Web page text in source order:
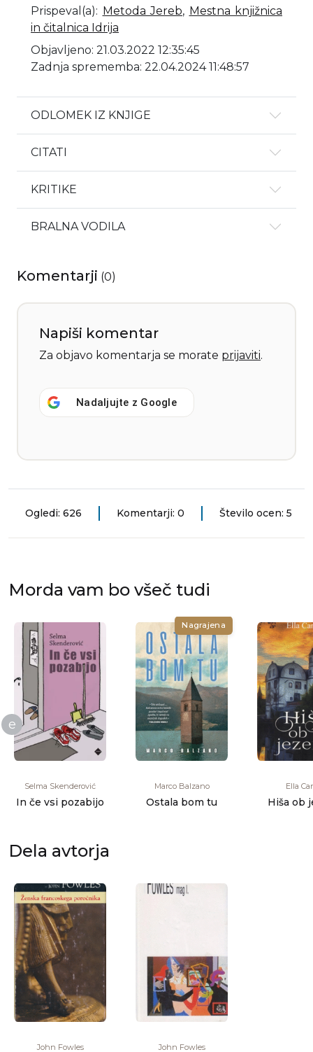
Prispeval(a): Metoda Jereb, Mestna knjižnica
in čitalnica Idrija
Objavljeno: 21.03.2022 12:35:45
Zadnja sprememba: 22.04.2024 11:48:57
ODLOMEK IZ KNJIGE
CITATI
KRITIKE
BRALNA VODILA
Komentarji (0)
Napiši komentar
Za objavo komentarja se morate prijaviti.
Nadaljujte z Google
Ogledi: 626 Komentarji: 0 Število ocen: 5
Morda vam bo všeč tudi
e
Selma Skenderović
In če vsi pozabijo
Nagrajena
Marco Balzano
Ostala bom tu
Ella
Hiša ob
Dela avtorja
John Fowles John Fowles